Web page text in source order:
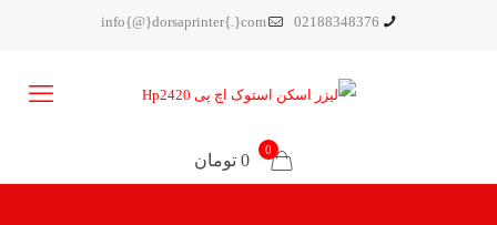
02188348376
info{@}dorsaprinter{.}com
0
0 تومان